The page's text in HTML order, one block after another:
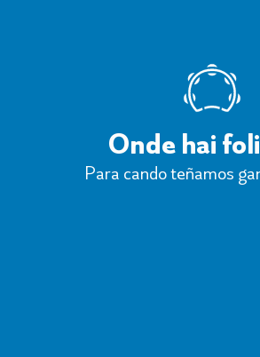
Onde hai
Para cando teñamos